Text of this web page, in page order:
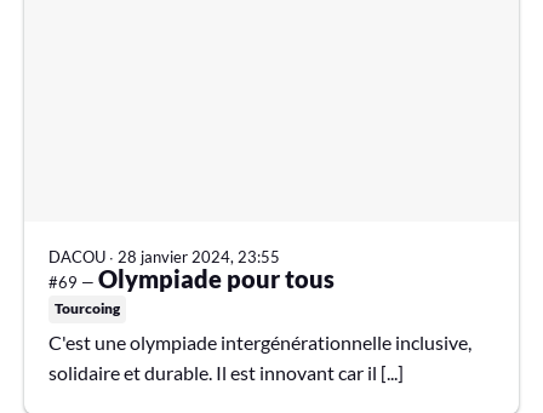
DACOU ∙ 28 janvier 2024, 23:55
#69 — Olympiade pour tous
Tourcoing
C'est une olympiade intergénérationnelle inclusive,
solidaire et durable. Il est innovant car il [...]